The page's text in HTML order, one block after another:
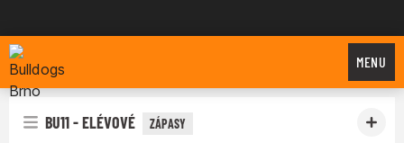
Bulldogs Brno
MENU
BU11 - ELÉVOVÉ ZÁPASY